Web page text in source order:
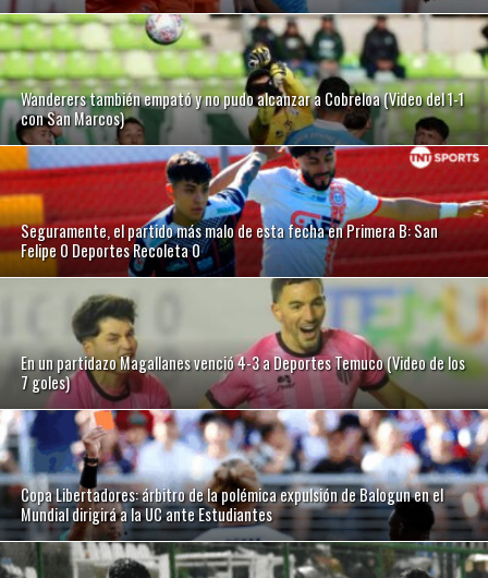
Wanderers también empató y no pudo alcanzar a Cobreloa (Video del 1-1
con San Marcos)
Seguramente, el partido más malo de esta fecha en Primera B: San
Felipe 0 Deportes Recoleta 0
En un partidazo Magallanes venció 4-3 a Deportes Temuco (Video de los
7 goles)
Copa Libertadores: árbitro de la polémica expulsión de Balogun en el
Mundial dirigirá a la UC ante Estudiantes